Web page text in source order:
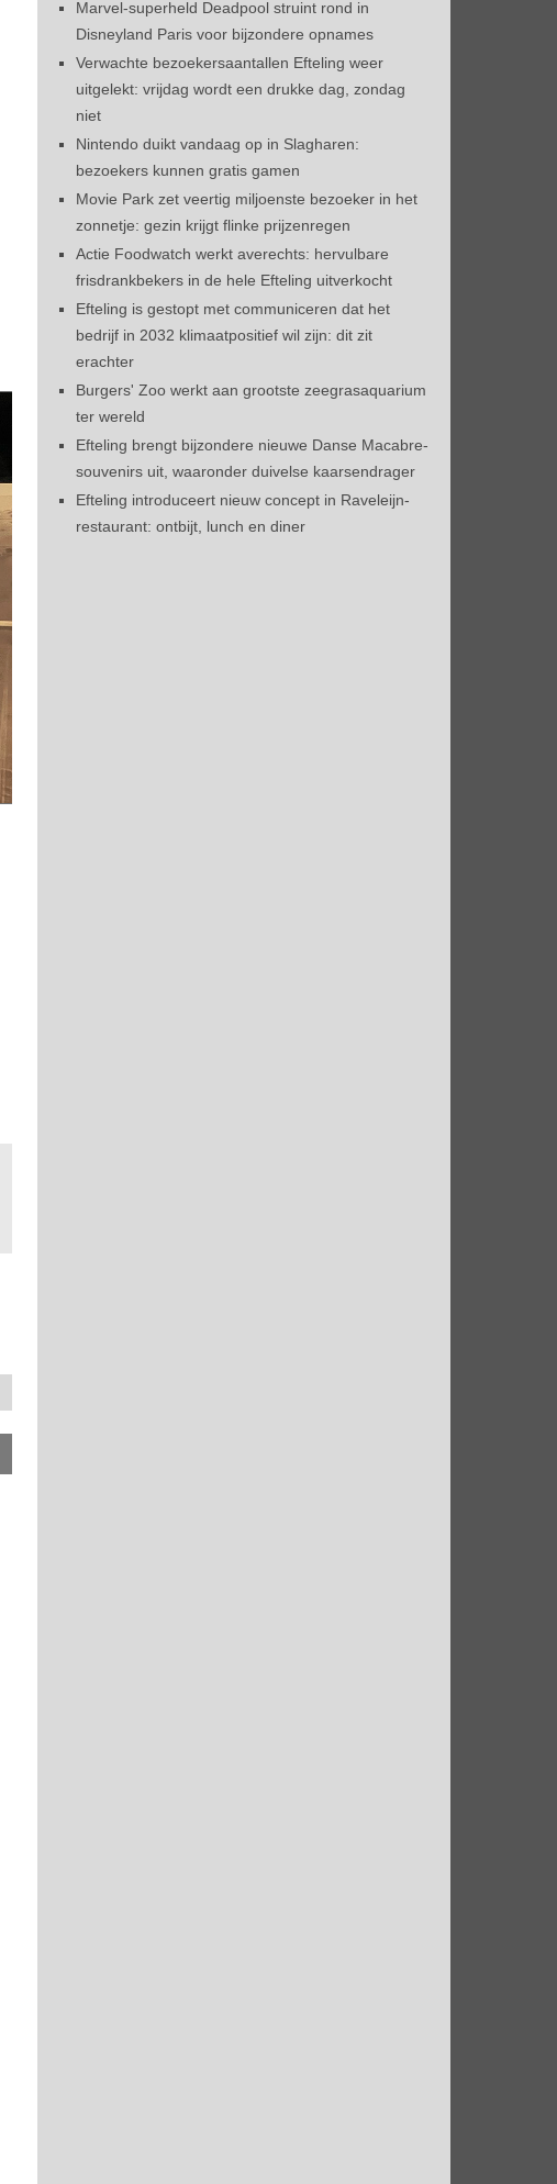
Marvel-superheld Deadpool struint rond in
Disneyland Paris voor bijzondere opnames
Verwachte bezoekersaantallen Efteling weer
uitgelekt: vrijdag wordt een drukke dag, zondag
niet
Nintendo duikt vandaag op in Slagharen:
bezoekers kunnen gratis gamen
Movie Park zet veertig miljoenste bezoeker in het
zonnetje: gezin krijgt flinke prijzenregen
Actie Foodwatch werkt averechts: hervulbare
frisdrankbekers in de hele Efteling uitverkocht
Efteling is gestopt met communiceren dat het
bedrijf in 2032 klimaatpositief wil zijn: dit zit
erachter
Burgers' Zoo werkt aan grootste zeegrasaquarium
ter wereld
Efteling brengt bijzondere nieuwe Danse Macabre-
souvenirs uit, waaronder duivelse kaarsendrager
Efteling introduceert nieuw concept in Raveleijn-
restaurant: ontbijt, lunch en diner